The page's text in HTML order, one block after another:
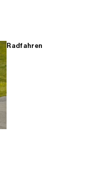
Radfahren